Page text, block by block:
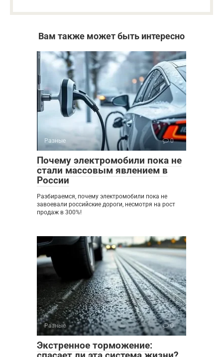
Вам также может быть интересно
Разные 0
Почему электромобили пока не
стали массовым явлением в
России
Разбираемся, почему электромобили пока не
завоевали российские дороги, несмотря на рост
продаж в 300%!
Разные 0
Экстренное торможение: